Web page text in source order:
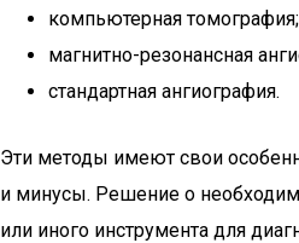
компьютерная томография;
магнитно-резонансная
стандартная ангиография.
Эти методы имеют свои
и минусы. Решение о
или иного инструмента для